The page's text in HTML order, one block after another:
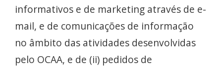
informativos e de marketing através de e-
mail, e de comunicações de informação
no âmbito das atividades desenvolvidas
pelo OCAA, e de (ii) pedidos de